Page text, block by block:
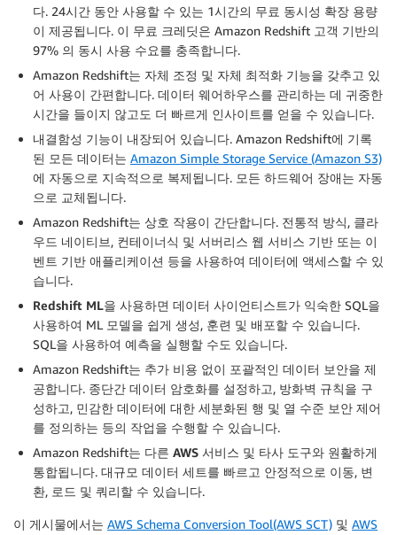
다. 24시간 동안 사용할 수 있는 1시간의 무료 동시성 확장 용량
이 제공됩니다. 이 무료 크레딧은 Amazon Redshift 고객 기반의
97% 의 동시 사용 수요를 충족합니다.
Amazon Redshift는 자체 조정 및 자체 최적화 기능을 갖추고 있
어 사용이 간편합니다. 데이터 웨어하우스를 관리하는 데 귀중한
시간을 들이지 않고도 더 빠르게 인사이트를 얻을 수 있습니다.
내결함성 기능이 내장되어 있습니다. Amazon Redshift에 기록
된 모든 데이터는 Amazon Simple Storage Service (Amazon S3)
에 자동으로 지속적으로 복제됩니다. 모든 하드웨어 장애는 자동
으로 교체됩니다.
Amazon Redshift는 상호 작용이 간단합니다. 전통적 방식, 클라
우드 네이티브, 컨테이너식 및 서버리스 웹 서비스 기반 또는 이
벤트 기반 애플리케이션 등을 사용하여 데이터에 액세스할 수 있
습니다.
Redshift ML을 사용하면 데이터 사이언티스트가 익숙한 SQL을
사용하여 ML 모델을 쉽게 생성, 훈련 및 배포할 수 있습니다.
SQL을 사용하여 예측을 실행할 수도 있습니다.
Amazon Redshift는 추가 비용 없이 포괄적인 데이터 보안을 제
공합니다. 종단간 데이터 암호화를 설정하고, 방화벽 규칙을 구
성하고, 민감한 데이터에 대한 세분화된 행 및 열 수준 보안 제어
를 정의하는 등의 작업을 수행할 수 있습니다.
Amazon Redshift는 다른 AWS 서비스 및 타사 도구와 원활하게
통합됩니다. 대규모 데이터 세트를 빠르고 안정적으로 이동, 변
환, 로드 및 쿼리할 수 있습니다.
이 게시물에서는 AWS Schema Conversion Tool(AWS SCT) 및 AWS